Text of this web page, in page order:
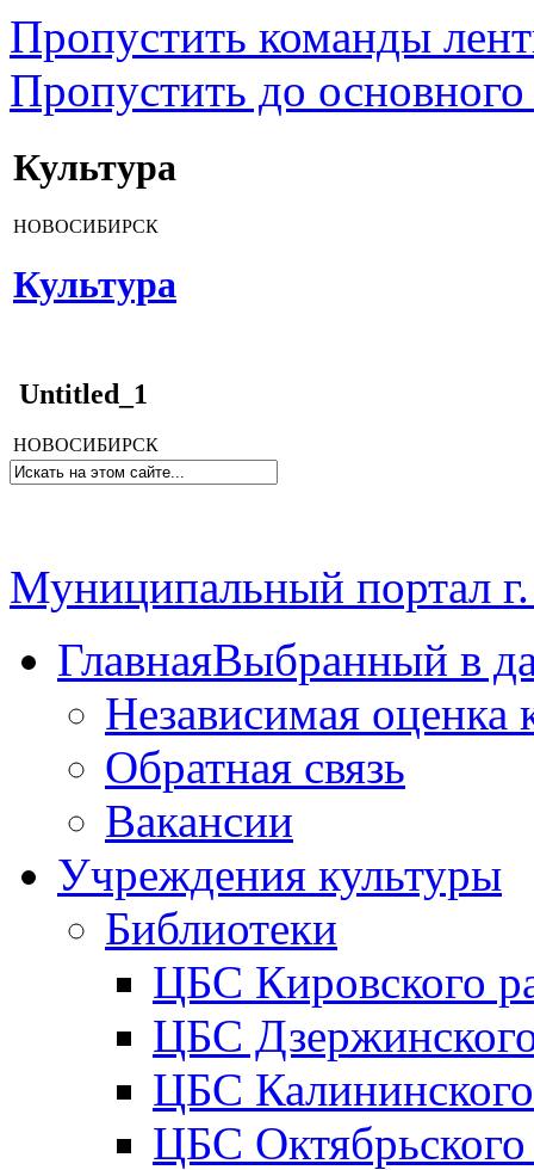
Пропустить команды
Пропустить до основного
Культура
НОВОСИБИРСК
Культура
Untitled_1
НОВОСИБИРСК
Муниципальный портал
ГлавнаяВыбранный в
Независимая оценка
Обратная связь
Вакансии
Учреждения культуры
Библиотеки
ЦБС Кировского
ЦБС
ЦБС
ЦБС